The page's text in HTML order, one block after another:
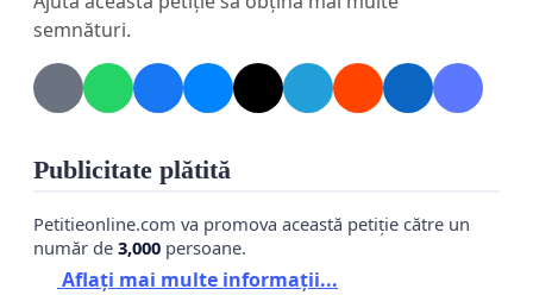
Gheorghe Șincai (directorul școlilor
confesionale greco-catolice din Transilvania),
Liviu Rebreanu, George Coșbuc (al optulea
dintre cei 14 copii ai preotului greco-
catolic Sebastian Coșbuc și ai Mariei, fiica
George Pop de Băsești, părintele greco-catolic
greco-catolic Ion Agârbiceanu, cardinal Iuliu
Hossu, Simion Bărnuțiu, Iuliu Maniu, Corneliu
semnături.
Publicitate plătită
Petitieonline.com va promova această petiție către un
număr de 3,000 persoane.
Aflați mai multe informații...